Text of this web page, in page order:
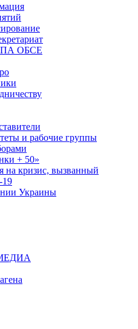
ПА ОБСЕ
и рабочие группы
+ 50»
на кризис, вызванный
19
Украины